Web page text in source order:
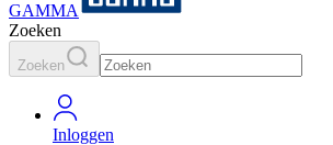
GAMMA
Zoeken
Zoeken
Inloggen